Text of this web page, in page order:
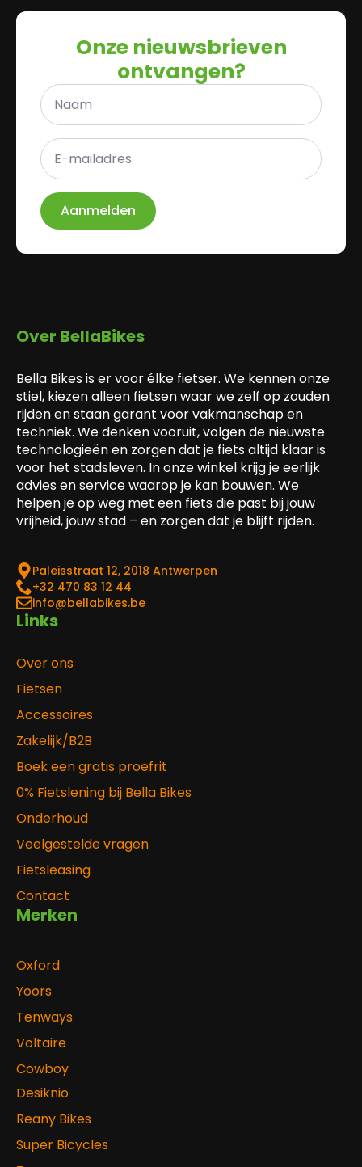
Onze nieuwsbrieven
ontvangen?
Naam
E-
mailadres
*
Aanmelden
Over BellaBikes
Bella Bikes is er voor élke fietser. We kennen onze
stiel, kiezen alleen fietsen waar we zelf op zouden
rijden en staan garant voor vakmanschap en
techniek. We denken vooruit, volgen de nieuwste
technologieën en zorgen dat je fiets altijd klaar is
voor het stadsleven. In onze winkel krijg je eerlijk
advies en service waarop je kan bouwen. We
helpen je op weg met een fiets die past bij jouw
vrijheid, jouw stad – en zorgen dat je blijft rijden.
Paleisstraat 12, 2018 Antwerpen
‎+32 470 83 12 44
info@bellabikes.be
Links
Over ons
Fietsen
Accessoires
Zakelijk/B2B
Boek een gratis proefrit
0% Fietslening bij Bella Bikes
Onderhoud
Veelgestelde vragen
Fietsleasing
Contact
Merken
Oxford
Yoors
Tenways
Voltaire
Cowboy
Desiknio
Reany Bikes
Super Bicycles